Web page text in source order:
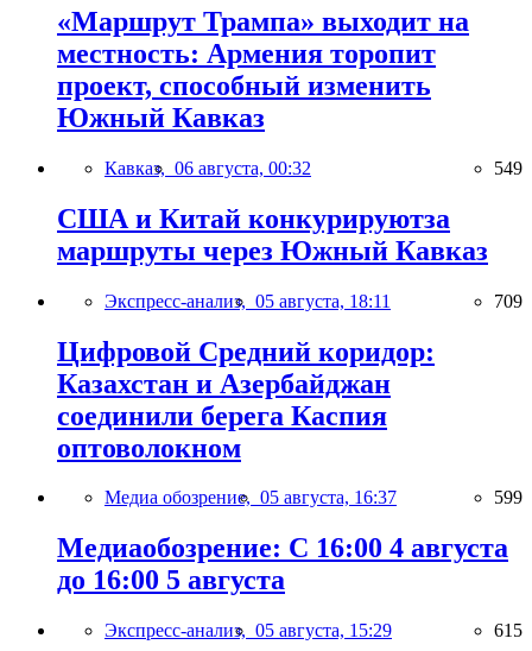
«Маршрут Трампа» выходит на
местность: Армения торопит
проект, способный изменить
Южный Кавказ
Кавказ, 06 августа, 00:32 549
США и Китай конкурируютза
маршруты через Южный Кавказ
Экспресс-анализ, 05 августа, 18:11 709
Цифровой Средний коридор:
Казахстан и Азербайджан
соединили берега Каспия
оптоволокном
Медиа обозрение, 05 августа, 16:37 599
Медиаобозрение: С 16:00 4 августа
до 16:00 5 августа
Экспресс-анализ, 05 августа, 15:29 615